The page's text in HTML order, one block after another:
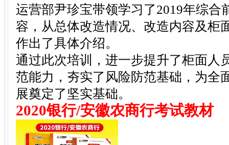
运营部尹珍宝带领学习了2019年综合
容，从总体改造情况、改造内容及柜
作出了具体介绍。
通过此次培训，进一步提升了柜面人
范能力，夯实了风险防范基础，为全
展奠定了坚实基础。
2020银行/安徽农商行考试教材